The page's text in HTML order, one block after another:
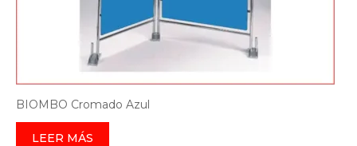
BIOMBO Cromado Azul
LEER MÁS